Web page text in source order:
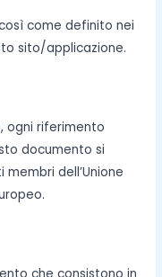
come definito nei
sito/applicazione.
ogni riferimento
documento si
dell’Unione